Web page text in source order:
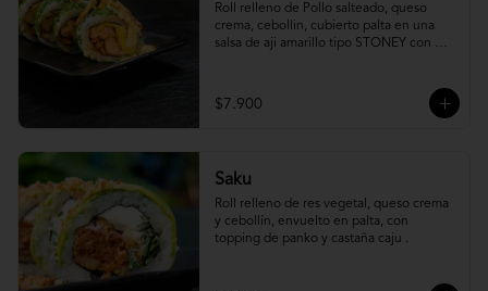
Roll relleno de Pollo salteado, queso
crema, cebollin, cubierto palta en una
salsa de aji amarillo tipo STONEY con
$7.900
Saku
Roll relleno de res vegetal, queso crema
y cebollín, envuelto en palta, con
topping de panko y castaña caju .